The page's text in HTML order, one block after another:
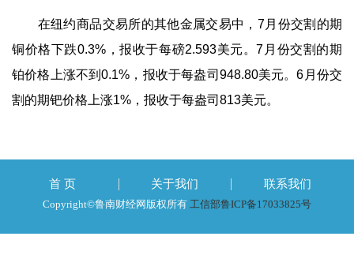
在纽约商品交易所的其他金属交易中，7月份交割的期
铜价格下跌0.3%，报收于每磅2.593美元。7月份交割的期
铂价格上涨不到0.1%，报收于每盎司948.80美元。6月份交
割的期钯价格上涨1%，报收于每盎司813美元。
首 页 关于我们 联系我们
Copyright©鲁南财经网版权所有 工信部鲁ICP备17033825号